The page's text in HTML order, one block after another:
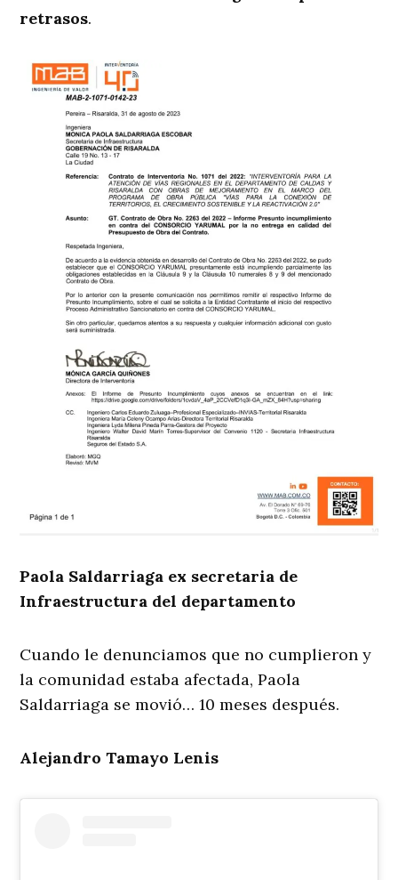
retrasos.
Paola Saldarriaga ex secretaria de
Infraestructura del departamento
Cuando le denunciamos que no cumplieron y
la comunidad estaba afectada, Paola
Saldarriaga se movió… 10 meses después.
Alejandro Tamayo Lenis